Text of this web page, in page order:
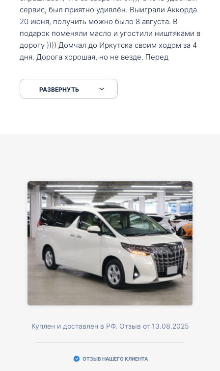
сервис, был приятно удивлён. Выиграли Аккорда
20 июня, получить можно было 8 августа. В
подарок поменяли масло и угостили ништяками в
дорогу )))) Домчал до Иркутска своим ходом за 4
дня. Дорога хорошая, но не везде. Перед
серпантинах по пути следования.
РАЗВЕРНУТЬ
Куплен и доставлен в РФ. Отзыв от 13.08.2025
ОТЗЫВ НАШЕГО КЛИЕНТА